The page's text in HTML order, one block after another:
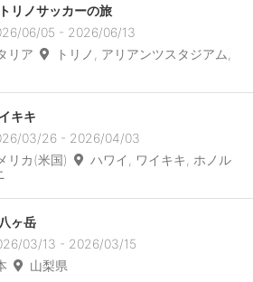
リノサッカーの旅
06/05 - 2026/06/13
リア
トリノ, アリアンツスタジアム,
キキ
03/26 - 2026/04/03
リカ(米国)
ハワイ, ワイキキ, ホノル
ヶ岳
03/13 - 2026/03/15
山梨県